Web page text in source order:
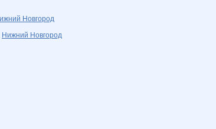
Новгород
Нижний Новгород